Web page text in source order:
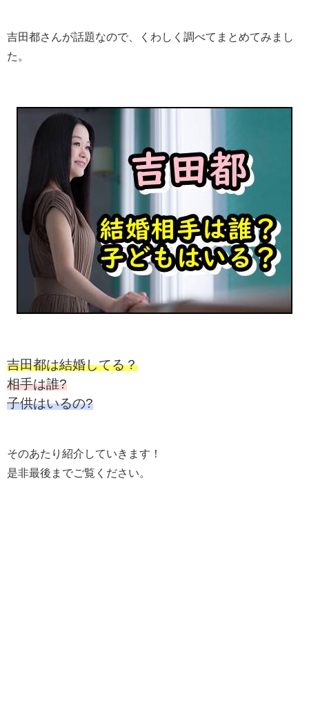
吉田都さんが話題なので、くわしく調べてまとめてみまし
た。
吉田都は結婚してる？
相手は誰?
子供はいるの?
そのあたり紹介していきます！
是非最後までご覧ください。